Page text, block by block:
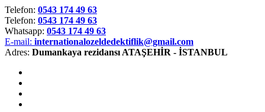
Telefon: 0543 174 49 63
Telefon: 0543 174 49 63
Whatsapp: 0543 174 49 63
E-mail: internationalozeldedektiflik@gmail.com
Adres: Dumankaya rezidansı ATAŞEHİR - İSTANBUL